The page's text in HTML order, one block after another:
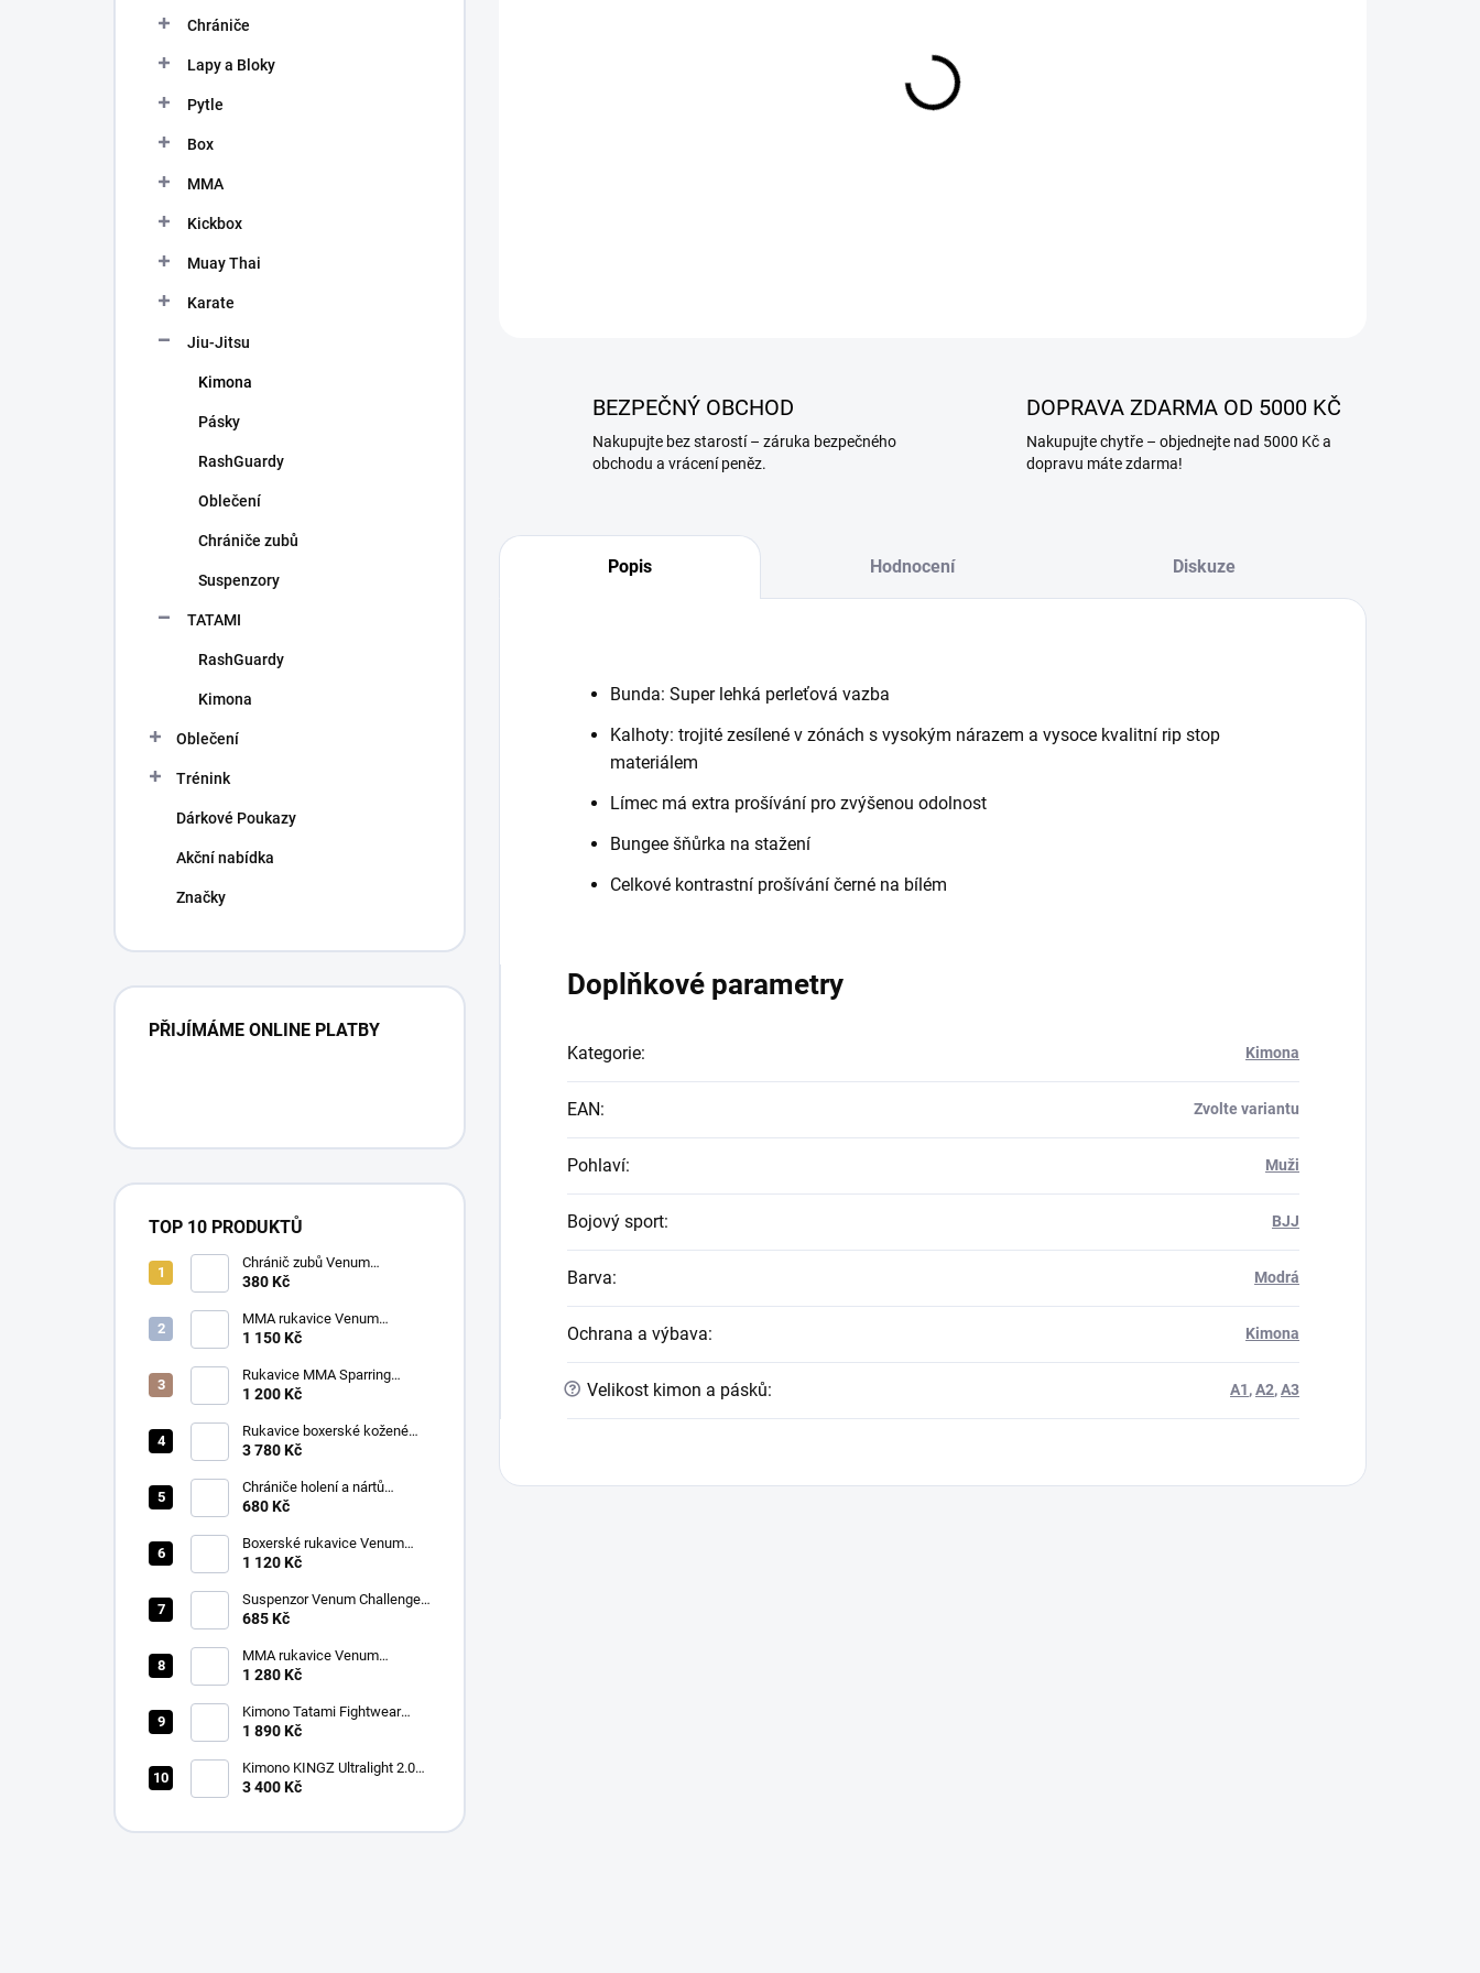
Chrániče
Lapy a Bloky
Pytle
Box
MMA
Kickbox
Muay Thai
Karate
Jiu-Jitsu
Kimona
Pásky
RashGuardy
Oblečení
Chrániče zubů
Suspenzory
TATAMI
RashGuardy
Kimona
Oblečení
Trénink
Dárkové Poukazy
Akční nabídka
Značky
PŘIJÍMÁME ONLINE PLATBY
TOP 10 PRODUKTŮ
Chránič zubů Venum
CHALLENGER mix barev
380 Kč
MMA rukavice Venum
Challenger 2.0 černá/zlatá
1 150 Kč
Rukavice MMA Sparring
Ringhorns Charger černá/
1 200 Kč
Rukavice boxerské kožené
Twins BGVL 3 modré
3 780 Kč
Chrániče holení a nártů
Venum Kontact černá/stříbrná
680 Kč
Boxerské rukavice Venum
CONTENDER 1.5 XT
1 120 Kč
Suspenzor Venum Challenger
bílý
685 Kč
MMA rukavice Venum
Challenger 3.0 Sparring
1 280 Kč
Kimono Tatami Fightwear
Nova Absolute Gi modré + bílý
1 890 Kč
Kimono KINGZ Ultralight 2.0
Jiu Jitsu Gi bílé
3 400 Kč
BEZPEČNÝ OBCHOD
Nakupujte bez starostí – záruka bezpečného
obchodu a vrácení peněz.
DOPRAVA ZDARMA OD 5000 KČ
Nakupujte chytře – objednejte nad 5000 Kč a
dopravu máte zdarma!
Popis Hodnocení Diskuze
Bunda: Super lehká perleťová vazba
Kalhoty: trojité zesílené v zónách s vysokým nárazem a vysoce kvalitní rip stop
materiálem
Límec má extra prošívání pro zvýšenou odolnost
Bungee šňůrka na stažení
Celkové kontrastní prošívání černé na bílém
Doplňkové parametry
Kategorie: Kimona
EAN: Zvolte variantu
Pohlaví: Muži
Bojový sport: BJJ
Barva: Modrá
Ochrana a výbava: Kimona
? Velikost kimon a pásků: A1,A2,A3